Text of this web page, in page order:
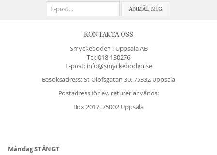
ANMÄL MIG
KONTAKTA OSS
Smyckeboden i Uppsala AB
Tel:018-130276
E-post: info@smyckeboden.se
Besöksadress: St Olofsgatan 30, 75332 Uppsala
Postadress för ev. returer används:
Box 2017, 75002 Uppsala
Måndag STÄNGT